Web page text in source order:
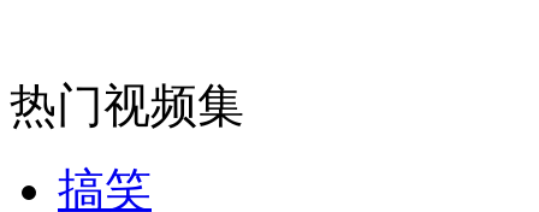
热门视频集
搞笑